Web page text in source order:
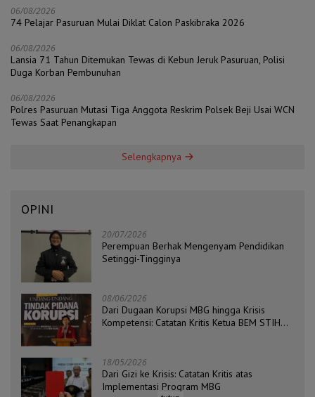
06/08/2026
74 Pelajar Pasuruan Mulai Diklat Calon Paskibraka 2026
06/08/2026
Lansia 71 Tahun Ditemukan Tewas di Kebun Jeruk Pasuruan, Polisi
Duga Korban Pembunuhan
06/08/2026
Polres Pasuruan Mutasi Tiga Anggota Reskrim Polsek Beji Usai WCN
Tewas Saat Penangkapan
Selengkapnya
OPINI
20/07/2026
Perempuan Berhak Mengenyam Pendidikan
Setinggi-Tingginya
08/06/2026
Dari Dugaan Korupsi MBG hingga Krisis
Kompetensi: Catatan Kritis Ketua BEM STIH
18/05/2026
Dari Gizi ke Krisis: Catatan Kritis atas
Implementasi Program MBG